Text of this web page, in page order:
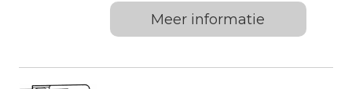
Meer informatie